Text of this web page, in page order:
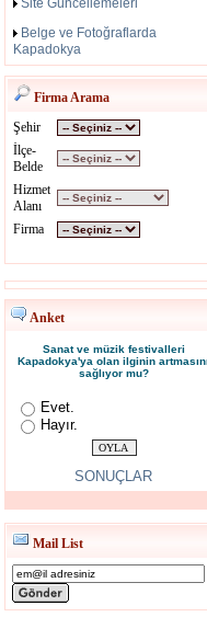
Site Güncellemeleri
Belge ve Fotoğraflarda
Kapadokya
Firma Arama
Şehir
İlçe-
Belde
Hizmet
Alanı
Firma
Anket
Sanat ve müzik festivalleri
Kapadokya'ya olan ilginin artmasını
sağlıyor mu?
Evet.
Hayır.
SONUÇLAR
Mail List